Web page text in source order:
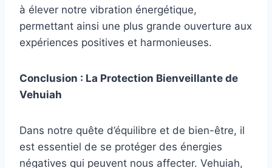
à élever notre vibration énergétique,
permettant ainsi une plus grande ouverture aux
expériences positives et harmonieuses.
Conclusion : La Protection Bienveillante de
Vehuiah
Dans notre quête d’équilibre et de bien-être, il
est essentiel de se protéger des énergies
négatives qui peuvent nous affecter. Vehuiah,